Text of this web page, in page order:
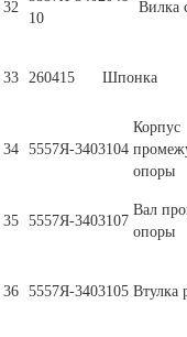
32
10
Вилка
33 260415 Шпонка
34 5557Я-3403104
Корпус
опоры
35 5557Я-3403107
Вал
опоры
36 5557Я-3403105 Втулка